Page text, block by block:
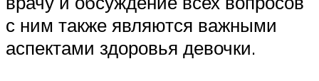
с ним также являются важными
аспектами здоровья девочки.